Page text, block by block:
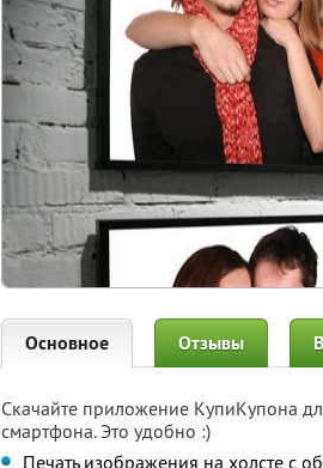
Основное Отзывы
Скачайте приложение КупиКупона
смартфона. Это удобно :)
Печать изображения на холсте с